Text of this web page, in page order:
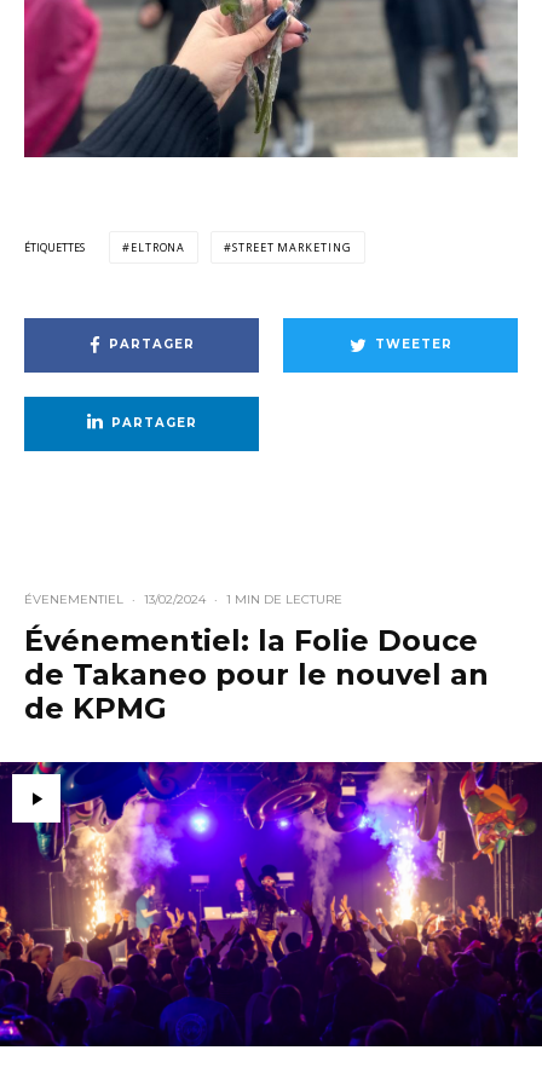
ÉTIQUETTES ELTRONA STREET MARKETING
PARTAGER TWEETER
PARTAGER
ÉVENEMENTIEL · 13/02/2024 · 1 MIN DE LECTURE
Événementiel: la Folie Douce
de Takaneo pour le nouvel an
de KPMG